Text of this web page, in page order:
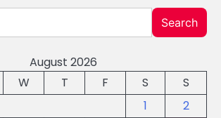
Search
August 2026
W T F S
S
1
2